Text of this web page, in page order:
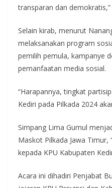
transparan dan
Selain kirab, menurut
melaksanakan program
pemilih pemula, kampanye
pemanfaatan media sosial.
“Harapannya, tingkat
Kediri pada Pilkada 2024
Simpang Lima Gumul
Maskot Pilkada Jawa Timur,
kepada KPU Kabupaten
Acara ini dihadiri Penjabat